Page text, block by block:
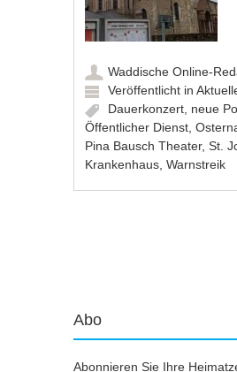
Waddische Online-
Veröffentlicht in
Dauerkonzert neue
Öffentlicher Dienst ,
Pina Bausch Theater,St.
Krankenhaus ,Warnstreik
Abo
Abonnieren Sie Ihre